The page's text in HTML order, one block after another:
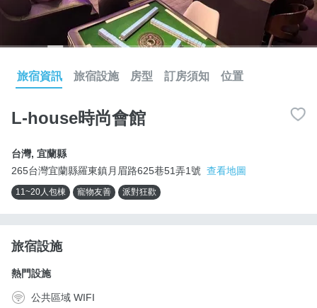
旅宿資訊 旅宿設施 房型 訂房須知 位置
L-house時尚會館
台灣, 宜蘭縣
265台灣宜蘭縣羅東鎮月眉路625巷51弄1號 查看地圖
11~20人包棟 寵物友善 派對狂歡
旅宿設施
熱門設施
公共區域 WIFI